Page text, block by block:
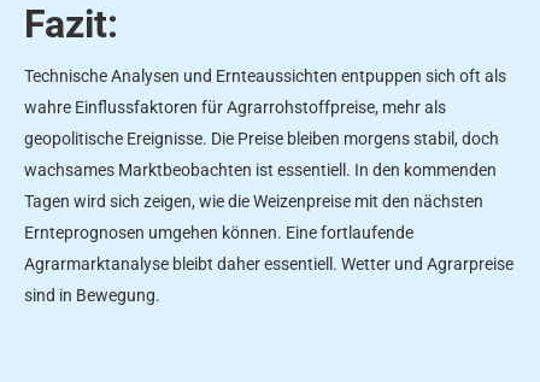
Fazit:
Technische Analysen und Ernteaussichten entpuppen sich oft als
wahre Einflussfaktoren für Agrarrohstoffpreise, mehr als
geopolitische Ereignisse. Die Preise bleiben morgens stabil, doch
wachsames Marktbeobachten ist essentiell. In den kommenden
Tagen wird sich zeigen, wie die Weizenpreise mit den nächsten
Ernteprognosen umgehen können. Eine fortlaufende
Agrarmarktanalyse bleibt daher essentiell. Wetter und Agrarpreise
sind in Bewegung.